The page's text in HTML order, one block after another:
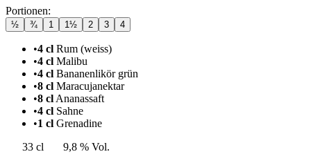
Portionen:
½ ¾ 1 1½ 2 3 4
•4 cl Rum (weiss)
•4 cl Malibu
•4 cl Bananenlikör grün
•8 cl Maracujanektar
•8 cl Ananassaft
•4 cl Sahne
•1 cl Grenadine
33 cl
9,8 % Vol.